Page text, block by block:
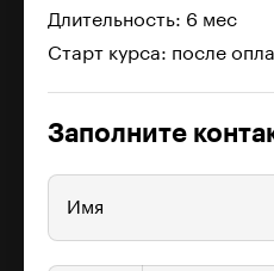
Длительность: 6 мес
Старт курса: после
Заполните
Имя